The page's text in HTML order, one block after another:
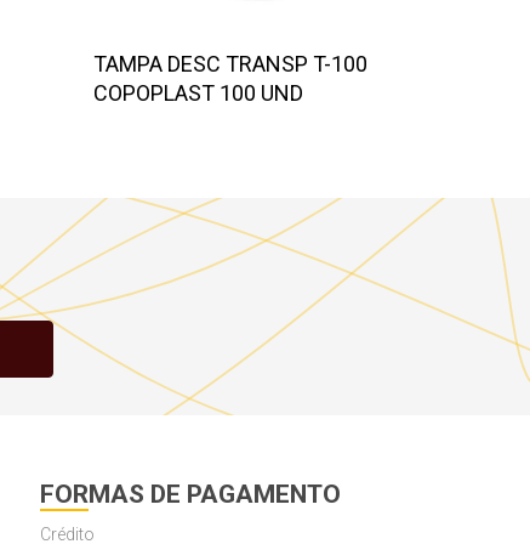
TAMPA DESC TRANSP T-100
COPOPLAST 100 UND
FORMAS DE PAGAMENTO
Crédito